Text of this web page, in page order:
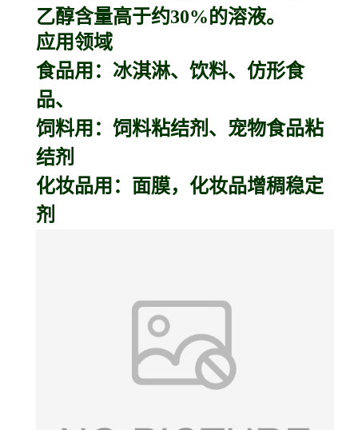
乙醇含量高于约30%的溶液。
应用领域
食品用：冰淇淋、饮料、仿形食
品、
饲料用：饲料粘结剂、宠物食品粘
结剂
化妆品用：面膜，化妆品增稠稳定
剂